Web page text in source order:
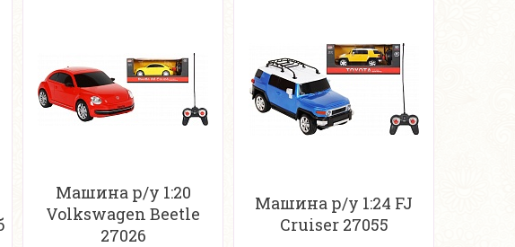
Машина р/у 1:20
Volkswagen Beetle
27026
Машина р/у 1:24 FJ
Cruiser 27055